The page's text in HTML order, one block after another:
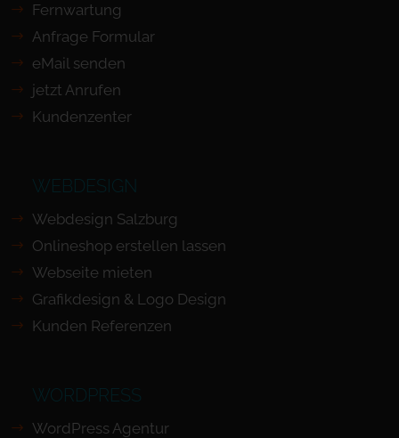
Fernwartung
Anfrage Formular
eMail senden
jetzt Anrufen
Kundenzenter
WEBDESIGN
Webdesign Salzburg
Onlineshop erstellen lassen
Webseite mieten
Grafikdesign & Logo Design
Kunden Referenzen
WORDPRESS
WordPress Agentur